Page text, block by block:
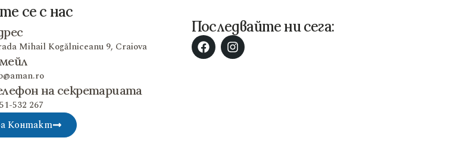
се с нас
Mihail Kogălniceanu 9, Craiova
на секретариата
532 267
Контакт
Последвайте ни сега: